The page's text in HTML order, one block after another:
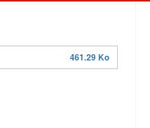
461.29 Ko